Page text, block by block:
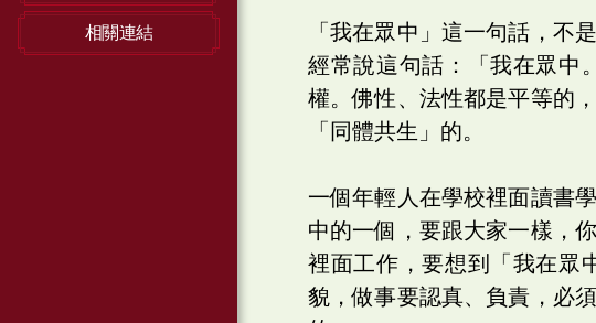
相關連結
「我在眾中」這一句話，不
經常說這句話：「我在眾中
權。佛性、法性都是平等的
「同體共生」的。
一個年輕人在學校裡面讀書
中的一個，要跟大家一樣，
裡面工作，要想到「我在眾
貌，做事要認真、負責，必